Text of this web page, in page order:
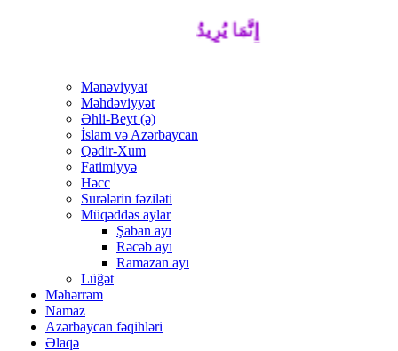
إِنَّمَا يُرِيدُ اللَّهُ لِيُذْهِبَ عَنْكُمُ الرِّجْسَ
Mənəviyyat
Məhdəviyyət
Əhli-Beyt (ə)
İslam və Azərbaycan
Qədir-Xum
Fatimiyyə
Həcc
Surələrin fəziləti
Müqəddəs aylar
Şaban ayı
Rəcəb ayı
Ramazan ayı
Lüğət
Məhərrəm
Namaz
Azərbaycan fəqihləri
Əlaqə